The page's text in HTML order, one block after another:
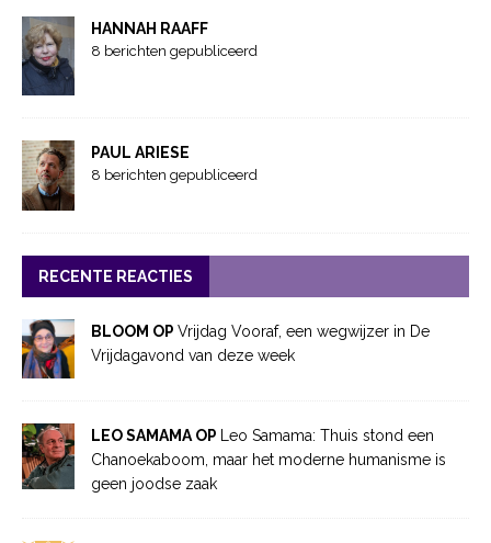
HANNAH RAAFF
8 berichten gepubliceerd
PAUL ARIESE
8 berichten gepubliceerd
RECENTE REACTIES
BLOOM OP Vrijdag Vooraf, een wegwijzer in De
Vrijdagavond van deze week
LEO SAMAMA OP Leo Samama: Thuis stond een
Chanoekaboom, maar het moderne humanisme is
geen joodse zaak